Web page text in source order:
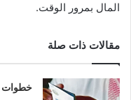
المال بمرور الوقت.
مقالات ذات صلة
خطوات